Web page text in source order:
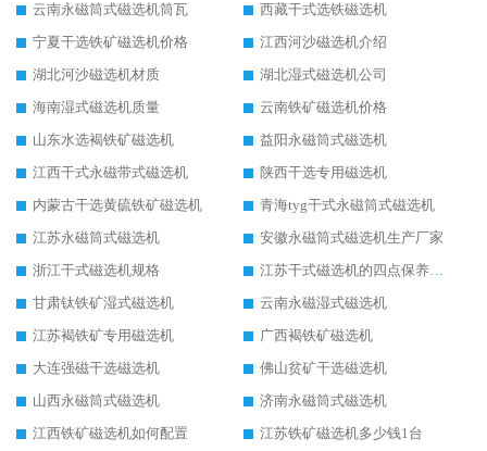
云南永磁筒式磁选机筒瓦
西藏干式选铁磁选机
宁夏干选铁矿磁选机价格
江西河沙磁选机介绍
湖北河沙磁选机材质
湖北湿式磁选机公司
海南湿式磁选机质量
云南铁矿磁选机价格
山东水选褐铁矿磁选机
益阳永磁筒式磁选机
江西干式永磁带式磁选机
陕西干选专用磁选机
内蒙古干选黄硫铁矿磁选机
青海tyg干式永磁筒式磁选机
江苏永磁筒式磁选机
安徽永磁筒式磁选机生产厂家
浙江干式磁选机规格
江苏干式磁选机的四点保养秘籍
甘肃钛铁矿湿式磁选机
云南永磁湿式磁选机
江苏褐铁矿专用磁选机
广西褐铁矿磁选机
大连强磁干选磁选机
佛山贫矿干选磁选机
山西永磁筒式磁选机
济南永磁筒式磁选机
江西铁矿磁选机如何配置
江苏铁矿磁选机多少钱1台